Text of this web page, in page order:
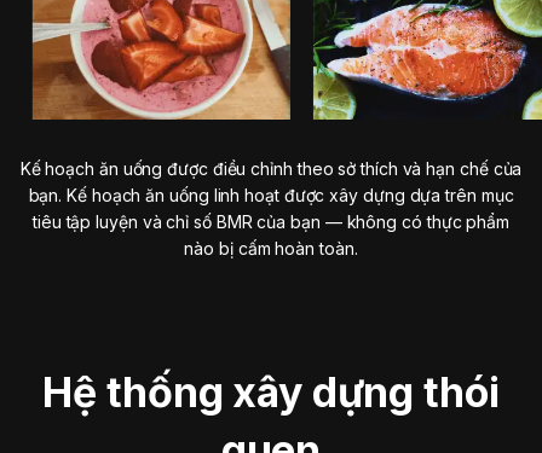
Kế hoạch ăn uống được điều chỉnh theo sở thích và hạn chế của
bạn. Kế hoạch ăn uống linh hoạt được xây dựng dựa trên mục
tiêu tập luyện và chỉ số BMR của bạn — không có thực phẩm
nào bị cấm hoàn toàn.
Hệ thống xây dựng thói